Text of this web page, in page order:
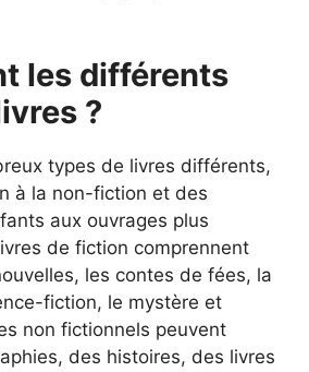
les différents
?
types de livres différents,
à la non-fiction et des
aux ouvrages plus
de fiction comprennent
les contes de fées, la
fiction, le mystère et
non fictionnels peuvent
des histoires, des livres